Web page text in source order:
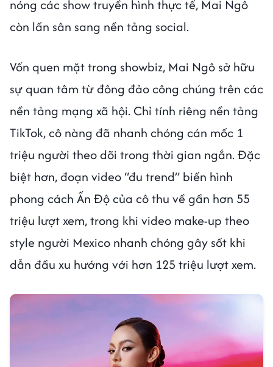
nóng các show truyền hình thực tế, Mai Ngô
còn lấn sân sang nền tảng social.
Vốn quen mặt trong showbiz, Mai Ngô sở hữu
sự quan tâm từ đông đảo công chúng trên các
nền tảng mạng xã hội. Chỉ tính riêng nền tảng
TikTok, cô nàng đã nhanh chóng cán mốc 1
triệu người theo dõi trong thời gian ngắn. Đặc
biệt hơn, đoạn video “đu trend” biến hình
phong cách Ấn Độ của cô thu về gần hơn 55
triệu lượt xem, trong khi video make-up theo
style người Mexico nhanh chóng gây sốt khi
dẫn đầu xu hướng với hơn 125 triệu lượt xem.